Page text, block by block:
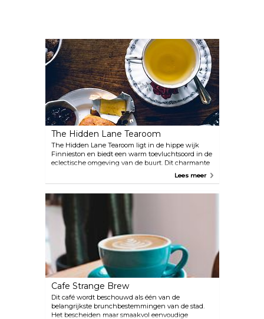
The Hidden Lane Tearoom
The Hidden Lane Tearoom ligt in de hippe wijk
Finnieston en biedt een warm toevluchtsoord in de
eclectische omgeving van de buurt. Dit charmante
etablissement is geschikt voor theeliefhebbers met
zijn uitgebreide en steeds evoluerende theeselectie,
chai-soorten. Of je nu wilt genieten van een stevig
ontbijt of van een afternoon tea, het menu zal je
zeker verwennen met verrukkelijke sandwiches en
versgebakken scones.
Lees meer
Cafe Strange Brew
Dit café wordt beschouwd als één van de
belangrijkste brunchbestemmingen van de stad.
Het bescheiden maar smaakvol eenvoudige